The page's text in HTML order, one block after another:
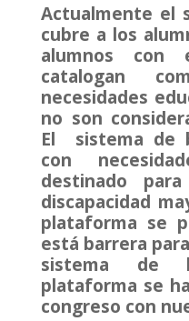
Actualmente el
cubre a los
alumnos con
catalogan
necesidades
no son
El sistema de
con
destinado
discapacidad
plataforma se
está barrera
sistema de
plataforma se
congreso con